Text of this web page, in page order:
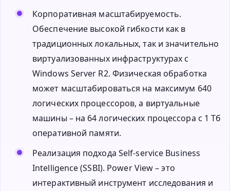
Корпоративная масштабируемость.
Обеспечение высокой гибкости как в
традиционных локальных, так и значительно
виртуализованных инфраструктурах с
Windows Server R2. Физическая обработка
может масштабироваться на максимум 640
логических процессоров, а виртуальные
машины – на 64 логических процессора с 1 Тб
оперативной памяти.
Реализация подхода Self-service Business
Intelligence (SSBI). Power View – это
интерактивный инструмент исследования и